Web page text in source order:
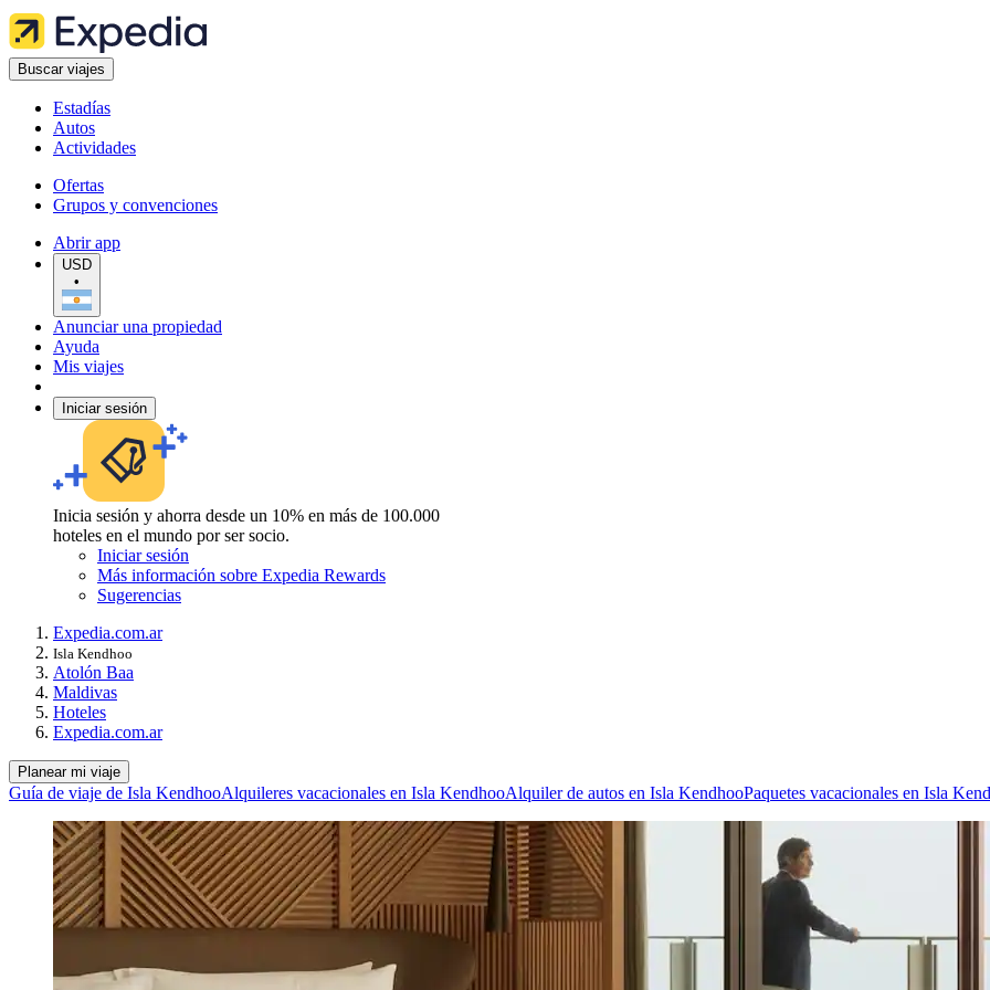
Buscar viajes
Estadías
Autos
Actividades
Ofertas
Grupos y convenciones
Abrir app
USD
•
Anunciar una propiedad
Ayuda
Mis viajes
Iniciar sesión
Inicia sesión y ahorra desde un 10% en más de 100.000
hoteles en el mundo por ser socio.
Iniciar sesión
Más información sobre Expedia Rewards
Sugerencias
Expedia.com.ar
Isla Kendhoo
Atolón Baa
Maldivas
Hoteles
Expedia.com.ar
Planear mi viaje
Guía de viaje de Isla KendhooAlquileres vacacionales en Isla KendhooAlquiler de autos en Isla KendhooPaquetes vacacionales en Isla